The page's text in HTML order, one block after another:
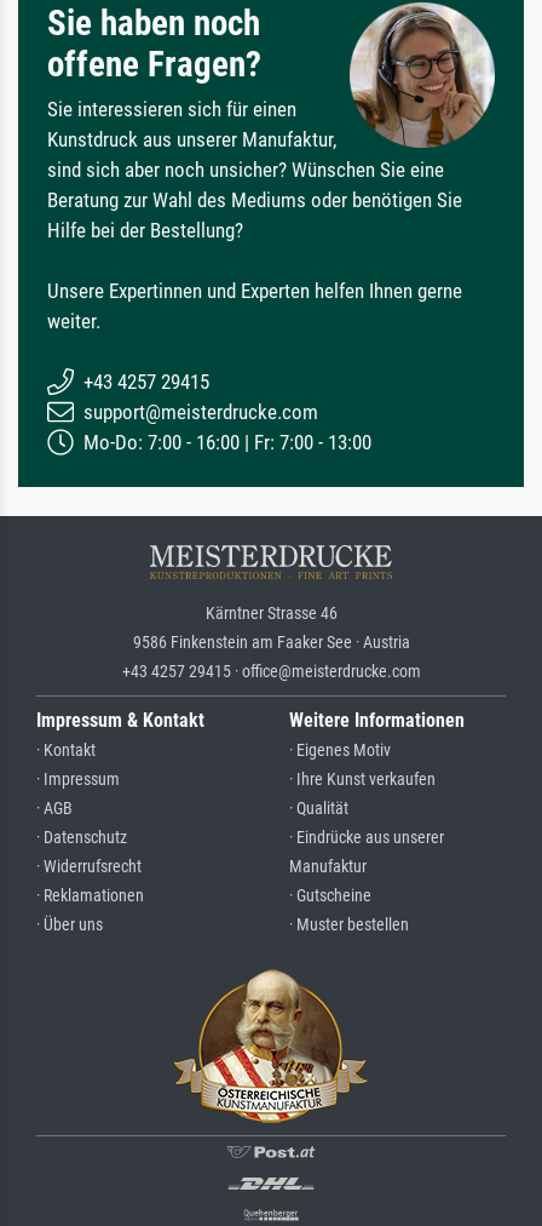
Sie haben noch
offene Fragen?
Sie interessieren sich für einen
Kunstdruck aus unserer Manufaktur,
sind sich aber noch unsicher? Wünschen Sie eine
Beratung zur Wahl des Mediums oder benötigen Sie
Hilfe bei der Bestellung?
Unsere Expertinnen und Experten helfen Ihnen gerne
weiter.
+43 4257 29415
support@meisterdrucke.com
Mo-Do: 7:00 - 16:00 | Fr: 7:00 - 13:00
Kärntner Strasse 46
9586 Finkenstein am Faaker See · Austria
+43 4257 29415 · office@meisterdrucke.com
Impressum & Kontakt
· Kontakt
· Impressum
· AGB
· Datenschutz
· Widerrufsrecht
· Reklamationen
· Über uns
Weitere Informationen
· Eigenes Motiv
· Ihre Kunst verkaufen
· Qualität
· Eindrücke aus unserer
Manufaktur
· Gutscheine
· Muster bestellen